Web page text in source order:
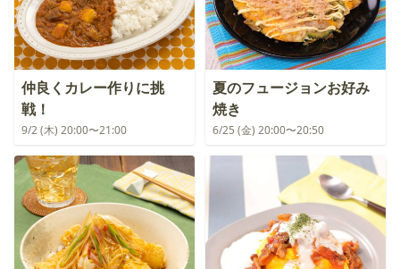
仲良くカレー作りに挑
戦！
9/2 (木) 20:00〜21:00
夏のフュージョンお好み
焼き
6/25 (金) 20:00〜20:50